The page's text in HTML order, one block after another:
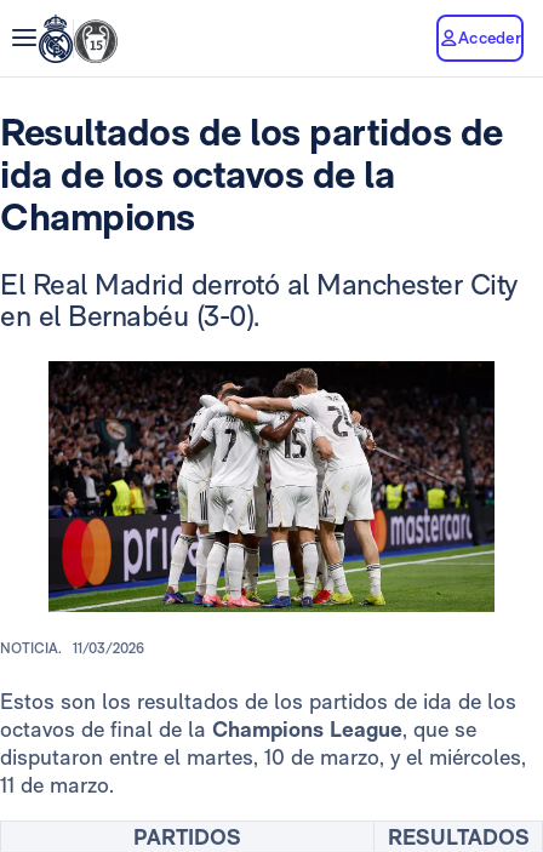
Acceder
Resultados de los partidos de
ida de los octavos de la
Champions
El Real Madrid derrotó al Manchester City
en el Bernabéu (3-0).
NOTICIA. 11/03/2026
Estos son los resultados de los partidos de ida de los
octavos de final de la Champions League, que se
disputaron entre el martes, 10 de marzo, y el miércoles,
11 de marzo.
PARTIDOS
RESULTADOS